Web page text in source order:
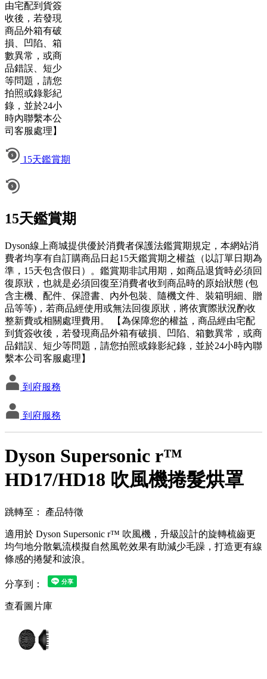
由宅配到貨簽
收後，若發現
商品外箱有破
損、凹陷、箱
數異常，或商
品錯誤、短少
等問題，請您
拍照或錄影紀
錄，並於24小
時內聯繫本公
司客服處理】
15天鑑賞期
15天鑑賞期
Dyson線上商城提供優於消費者保護法鑑賞期規定，本網站消
費者均享有自訂購商品日起15天鑑賞期之權益（以訂單日期為
準，15天包含假日）。鑑賞期非試用期，如商品退貨時必須回
復原狀，也就是必須回復至消費者收到商品時的原始狀態 (包
含主機、配件、保證書、內外包裝、隨機文件、裝箱明細、贈
品等等)，若商品經使用或無法回復原狀，將依實際狀況酌收
整新費或相關處理費用。 【為保障您的權益，商品經由宅配
到貨簽收後，若發現商品外箱有破損、凹陷、箱數異常，或商
品錯誤、短少等問題，請您拍照或錄影紀錄，並於24小時內聯
繫本公司客服處理】
到府服務
到府服務
Dyson Supersonic r™
HD17/HD18 吹風機捲髮烘罩
跳轉至： 產品特徵
適用於 Dyson Supersonic r™ 吹風機，升級設計的旋轉梳齒更
均勻地分散氣流模擬自然風乾效果有助減少毛躁，打造更有線
條感的捲髮和波浪。
分享到：
查看圖片庫